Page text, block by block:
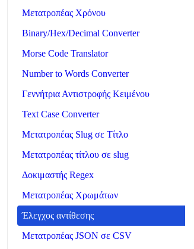
Μετατροπέας Χρόνου
Binary/Hex/Decimal Converter
Morse Code Translator
Number to Words Converter
Γεννήτρια Αντιστροφής Κειμένου
Text Case Converter
Μετατροπέας Slug σε Τίτλο
Μετατροπέας τίτλου σε slug
Δοκιμαστής Regex
Μετατροπέας Χρωμάτων
Έλεγχος αντίθεσης
Μετατροπέας JSON σε CSV